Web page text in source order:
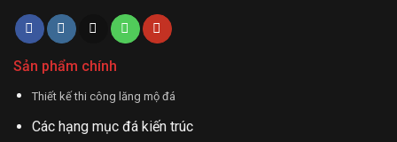
Sản phẩm chính
Thiết kế thi công lăng mộ đá
Các hạng mục đá kiến trúc